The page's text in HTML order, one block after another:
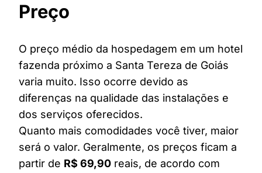
Preço
O preço médio da hospedagem em um hotel
fazenda próximo a Santa Tereza de Goiás
varia muito. Isso ocorre devido as
diferenças na qualidade das instalações e
dos serviços oferecidos.
Quanto mais comodidades você tiver, maior
será o valor. Geralmente, os preços ficam a
partir de R$ 69,90 reais, de acordo com